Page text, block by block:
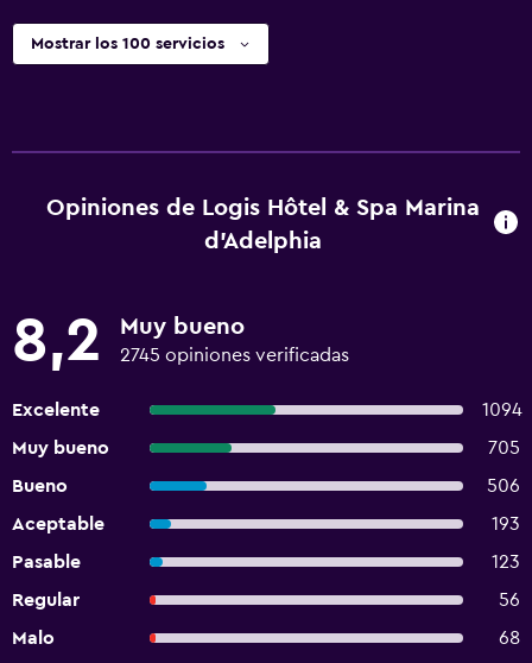
Mostrar los 100 servicios
Opiniones de Logis Hôtel & Spa Marina
d'Adelphia
8,2 Muy bueno
2745 opiniones verificadas
Excelente
1094
Muy bueno
705
Bueno
506
Aceptable
193
Pasable
123
Regular
56
Malo
68